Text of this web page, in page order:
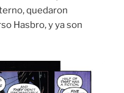
quedaron
Hasbro, y ya son